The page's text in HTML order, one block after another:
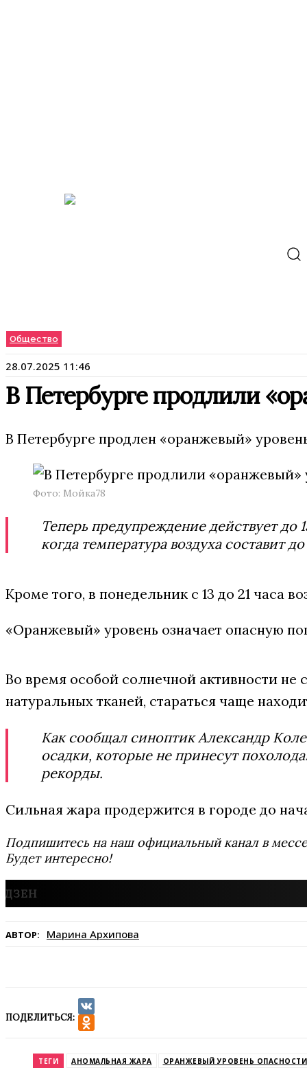
Общество
28.07.2025 11:46
В Петербурге продлили
В Петербурге продлен «оранжевый»
Фото: Мойка78
Теперь предупреждение действует до
когда температура воздуха составит до
Кроме того, в понедельник с 13 до 21 часа
«Оранжевый» уровень означает опасную
Во время особой солнечной активности не
натуральных тканей, стараться чаще
Как сообщал синоптик Александр
осадки, которые не принесут
рекорды.
Сильная жара продержится в городе до
Подпишитесь на наш официальный канал в
Будет интересно!
АВТОР: Марина Архипова
ПОДЕЛИТЬСЯ:
VK
ТЕГИ АНОМАЛЬНАЯ ЖАРА ОРАНЖЕВЫЙ УРОВЕНЬ ОПАСНОСТИ